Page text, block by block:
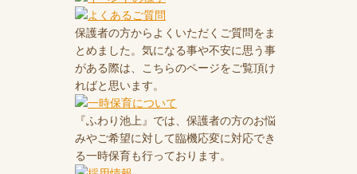
保護者の方からよくいただくご質問をま
とめました。気になる事や不安に思う事
がある際は、こちらのページをご覧頂け
ればと思います。
『ふわり池上』では、保護者の方のお悩
みやご希望に対して臨機応変に対応でき
る一時保育も行っております。